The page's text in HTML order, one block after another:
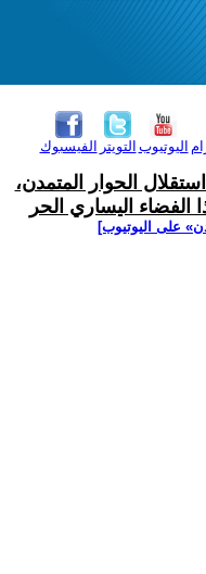
الفيسبوك التويتر اليوتيوب
الحوار المتمدن،
اليساري الحر
على اليوتيوب]